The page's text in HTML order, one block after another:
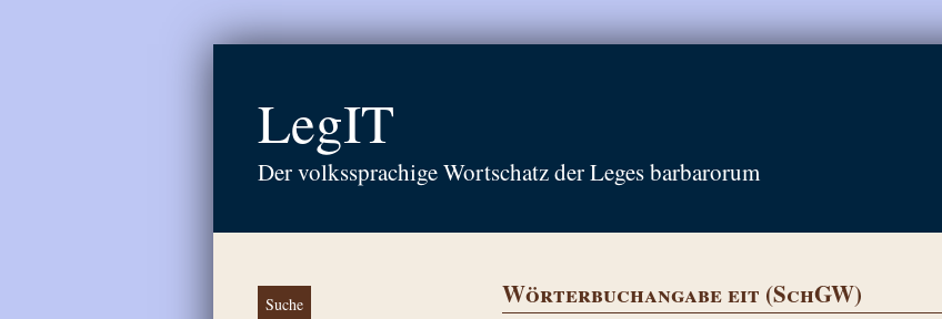
LegIT
Der volkssprachige Wortschatz der Leges barbarorum
Suche Wörterbuchangabe eit (SchGW)